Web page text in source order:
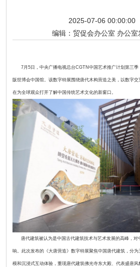
2025-07-06 00:00:00
编辑： 贸促会办公室 办公室
7月5日，中央广播电视总台CGTN中国艺术推广计划第三
阪世博会中国馆。该数字特展围绕唐代木构营造之美，以数字
在为全球观众打开了解中国传统艺术文化的新窗口。
唐代建筑被认为是中国古代建筑技术与艺术发展的高峰，
响。此次发布的《大唐营造》数字特展聚焦中国唐代建筑，分
模和沉浸式互动体验，重现唐代建筑佛光寺东大殿、代表盛唐